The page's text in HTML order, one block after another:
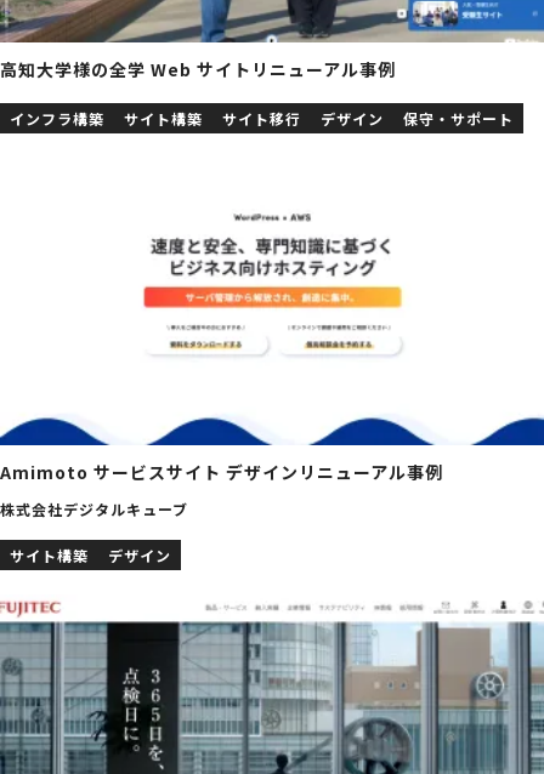
高知大学様の全学 Web サイトリニューアル事例
インフラ構築 サイト構築 サイト移行 デザイン 保守・サポート
Amimoto サービスサイト デザインリニューアル事例
株式会社デジタルキューブ
サイト構築 デザイン